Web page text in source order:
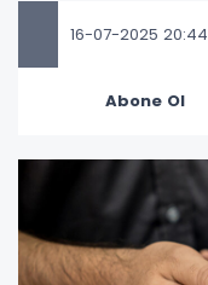
16-07-2025 20:44
Abone Ol